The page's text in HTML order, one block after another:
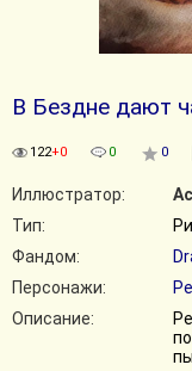
В Бездне дают
122+0 0 0
Иллюстратор:
Тип:
Фандом:
Персонажи:
Описание: